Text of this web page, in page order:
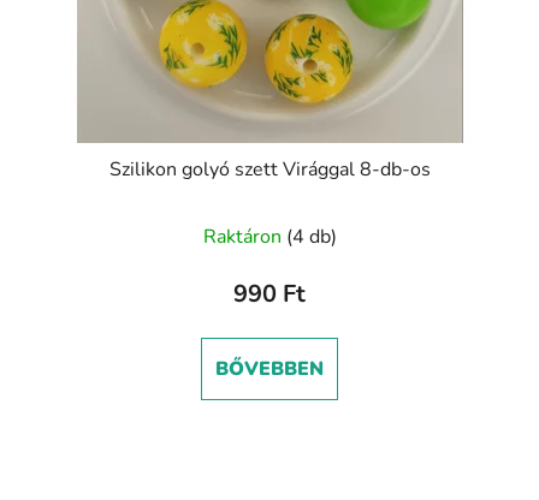
Szilikon golyó szett Virággal 8-db-os
Raktáron (4 db)
990 Ft
BŐVEBBEN